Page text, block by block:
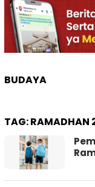
BUDAYA
TAG:RAMADHAN